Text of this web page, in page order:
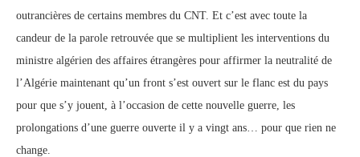
outrancières de certains membres du CNT. Et c’est avec toute la
candeur de la parole retrouvée que se multiplient les interventions du
ministre algérien des affaires étrangères pour affirmer la neutralité de
l’Algérie maintenant qu’un front s’est ouvert sur le flanc est du pays
pour que s’y jouent, à l’occasion de cette nouvelle guerre, les
prolongations d’une guerre ouverte il y a vingt ans… pour que rien ne
change.